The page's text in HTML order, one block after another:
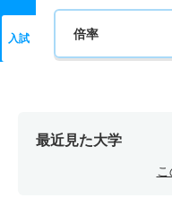
入試 倍率
最近見た大学